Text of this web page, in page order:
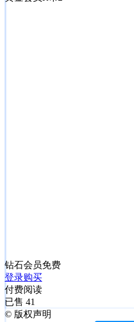
钻石会员免费
登录购买
付费阅读
已售 41
© 版权声明